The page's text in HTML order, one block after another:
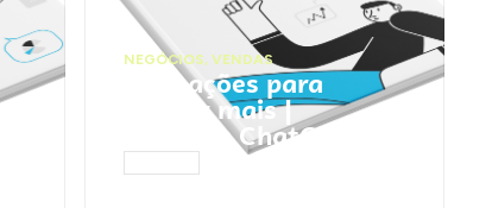
NEGÓCIOS, VENDAS
Faça ações para
vender mais |
Prompts ChatGPT